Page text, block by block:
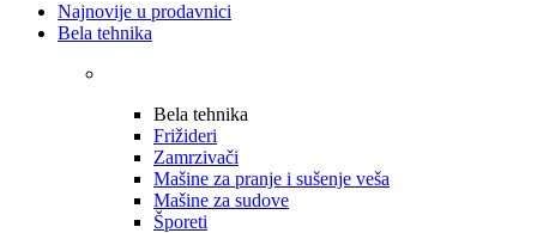
Najnovije u prodavnici
Bela tehnika
Bela tehnika
Frižideri
Zamrzivači
Mašine za pranje i sušenje veša
Mašine za sudove
Šporeti